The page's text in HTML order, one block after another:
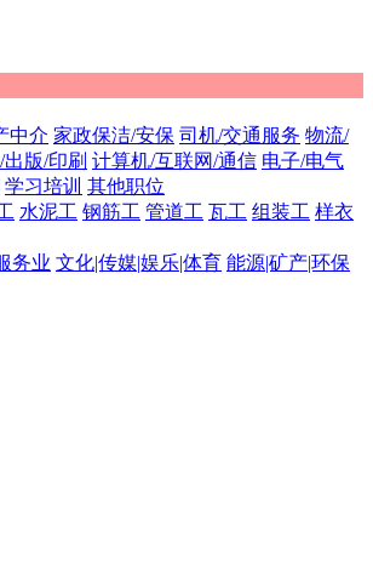
中介 家政保洁/安保 司机/交通服务 物流/
版/印刷 计算机/互联网/通信 电子/电气
学习培训 其他职位
水泥工 钢筋工 管道工 瓦工 组装工 样衣
务业 文化|传媒|娱乐|体育 能源|矿产|环保